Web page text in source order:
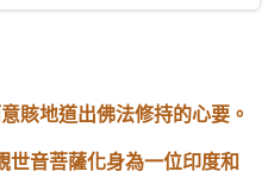
賅地道出佛法修持的心要。
世音菩薩化身為一位印度和